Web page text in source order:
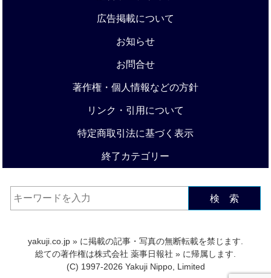
広告掲載について
お知らせ
お問合せ
著作権・個人情報などの方針
リンク・引用について
特定商取引法に基づく表示
終了カテゴリー
検 索
yakuji.co.jp » に掲載の記事・写真の無断転載を禁じます.
総ての著作権は株式会社 薬事日報社 » に帰属します.
(C) 1997-2026 Yakuji Nippo, Limited